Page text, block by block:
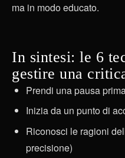
ma in modo educato.
In sintesi: le 6
gestire una
Prendi una pausa
Inizia da un punto di
Riconosci le ragioni
precisione)